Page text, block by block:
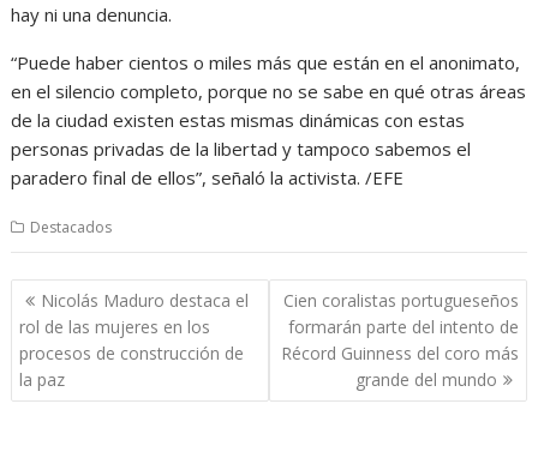
hay ni una denuncia.
“Puede haber cientos o miles más que están en el anonimato,
en el silencio completo, porque no se sabe en qué otras áreas
de la ciudad existen estas mismas dinámicas con estas
personas privadas de la libertad y tampoco sabemos el
paradero final de ellos”, señaló la activista. /EFE
Destacados
Navegación
de
entradas
Nicolás Maduro destaca el
rol de las mujeres en los
procesos de construcción de
la paz
Cien coralistas portugueseños
formarán parte del intento de
Récord Guinness del coro más
grande del mundo